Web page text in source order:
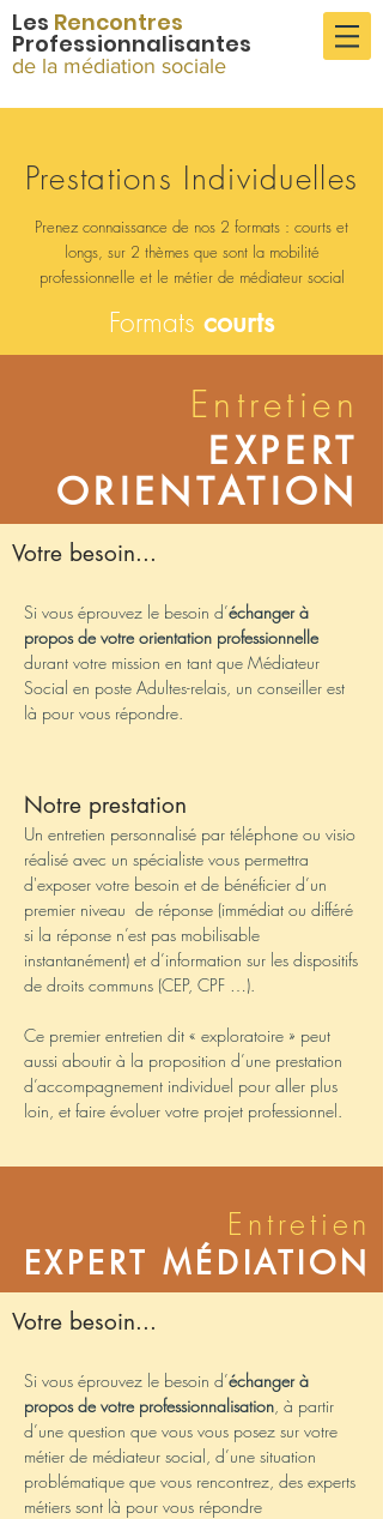
Les Rencontres
Professionnalisantes
de la médiation sociale
Prestations Individuelles
Prenez connaissance de nos 2 formats : courts et
longs, sur 2 thèmes que sont la mobilité
professionnelle et le métier de médiateur social
Formats courts
Entretien
EXPERT
ORIENTATION
Votre besoin...
Si vous éprouvez le besoin d’échanger à
propos de votre orientation professionnelle
durant votre mission en tant que Médiateur
Social en poste Adultes-relais, un conseiller est
là pour vous répondre.
Notre prestation
Un entretien personnalisé par téléphone ou visio
réalisé avec un spécialiste vous permettra
d'exposer votre besoin et de bénéficier d’un
premier niveau de réponse (immédiat ou différé
si la réponse n’est pas mobilisable
instantanément) et d’information sur les dispositifs
de droits communs (CEP, CPF …).
Ce premier entretien dit « exploratoire » peut
aussi aboutir à la proposition d’une prestation
d’accompagnement individuel pour aller plus
loin, et faire évoluer votre projet professionnel.
Entretien
EXPERT MÉDIATION
Votre besoin...
Si vous éprouvez le besoin d’échanger à
propos de votre professionnalisation, à partir
d’une question que vous vous posez sur votre
métier de médiateur social, d’une situation
problématique que vous rencontrez, des experts
métiers sont là pour vous répondre